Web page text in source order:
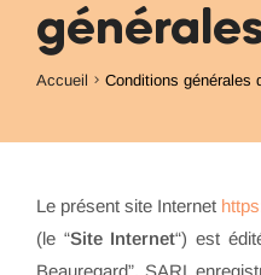
Accueil Conditions générales
Le présent site Internet
(le “Site Internet“) est
Beauregard”, SARL